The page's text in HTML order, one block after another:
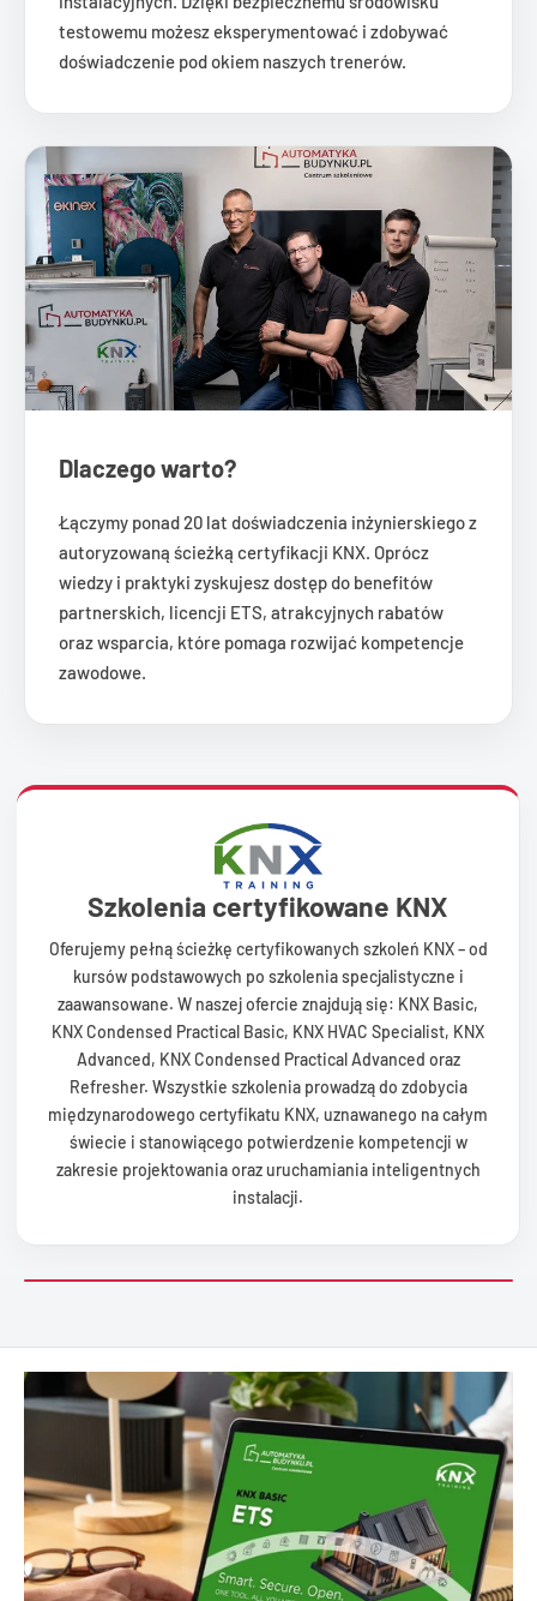
testowemu możesz eksperymentować i zdobywać
doświadczenie pod okiem naszych trenerów.
Dlaczego warto?
Łączymy ponad 20 lat doświadczenia inżynierskiego z
autoryzowaną ścieżką certyfikacji KNX. Oprócz
wiedzy i praktyki zyskujesz dostęp do benefitów
partnerskich, licencji ETS, atrakcyjnych rabatów
oraz wsparcia, które pomaga rozwijać kompetencje
zawodowe.
Szkolenia certyfikowane KNX
Oferujemy pełną ścieżkę certyfikowanych szkoleń KNX – od
kursów podstawowych po szkolenia specjalistyczne i
zaawansowane. W naszej ofercie znajdują się: KNX Basic,
KNX Condensed Practical Basic, KNX HVAC Specialist, KNX
Advanced, KNX Condensed Practical Advanced oraz
Refresher. Wszystkie szkolenia prowadzą do zdobycia
międzynarodowego certyfikatu KNX, uznawanego na całym
świecie i stanowiącego potwierdzenie kompetencji w
zakresie projektowania oraz uruchamiania inteligentnych
instalacji.